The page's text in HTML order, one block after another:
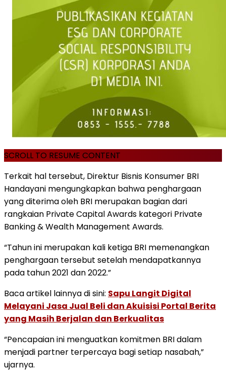
SCROLL TO RESUME CONTENT
Terkait hal tersebut, Direktur Bisnis Konsumer BRI
Handayani mengungkapkan bahwa penghargaan
yang diterima oleh BRI merupakan bagian dari
rangkaian Private Capital Awards kategori Private
Banking & Wealth Management Awards.
“Tahun ini merupakan kali ketiga BRI memenangkan
penghargaan tersebut setelah mendapatkannya
pada tahun 2021 dan 2022.”
Baca artikel lainnya di sini: Sapu Langit Digital
Melayani Jasa Jual Beli dan Akuisisi Portal Berita
yang Masih Berjalan dan Berkualitas
“Pencapaian ini menguatkan komitmen BRI dalam
menjadi partner terpercaya bagi setiap nasabah,”
ujarnya.